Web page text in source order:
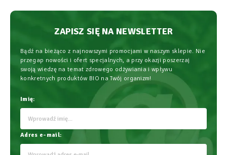
ZAPISZ SIĘ NA NEWSLETTER
Bądź na bieżąco z najnowszymi promocjami w naszym sklepie. Nie
przegap nowości i ofert specjalnych, a przy okazji poszerzaj
swoją wiedzę na temat zdrowego odżywiania i wpływu
konkretnych produktów BIO na Twój organizm!
Imię:
Adres e-mail: